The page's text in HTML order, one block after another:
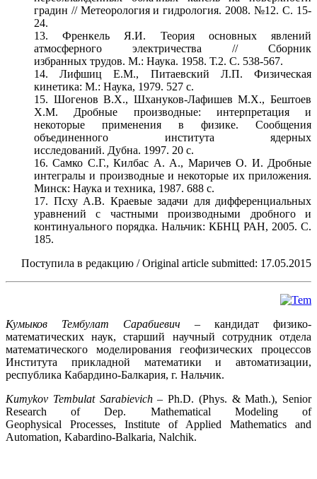
градин // Метеорология и гидрология. 2008. №12. C. 15-
24.
13. Френкель Я.И. Теория основных явлений
атмосферного электричества // Сборник
избранных трудов. М.: Наука. 1958. Т.2. С. 538-567.
14. Лифшиц Е.М., Питаевский Л.П. Физическая
кинетика: М.: Наука, 1979. 527 с.
15. Шогенов В.Х., Шхануков-Лафишев М.Х., Бештоев
Х.М. Дробные производные: интерпретация и
некоторые применения в физике. Сообщения
объединенного института ядерных
исследований. Дубна. 1997. 20 с.
16. Самко С.Г., Килбас А. А., Маричев О. И. Дробные
интегралы и производные и некоторые их приложения.
Минск: Наука и техника, 1987. 688 с.
17. Псху А.В. Краевые задачи для дифференциальных
уравнений с частными производными дробного и
континуального порядка. Нальчик: КБНЦ РАН, 2005. С.
185.
Поступила в редакцию / Original article submitted: 17.05.2015
Кумыков Тембулат Сарабиевич – кандидат физико-
математических наук, старший научный сотрудник отдела
математического моделирования геофизических процессов
Института прикладной математики и автоматизации,
республика Кабардино-Балкария, г. Нальчик.
Kumykov Tembulat Sarabievich– Ph.D. (Phys. & Math.), Senior
Research of Dep. Mathematical Modeling of
Geophysical Processes, Institute of Applied Mathematics and
Automation, Kabardino-Balkaria, Nalchik.